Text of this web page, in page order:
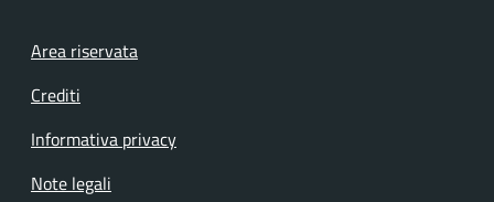
Footer menu
Area riservata
Crediti
Informativa privacy
Note legali